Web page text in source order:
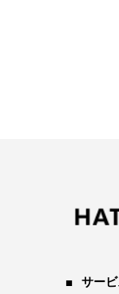
サー